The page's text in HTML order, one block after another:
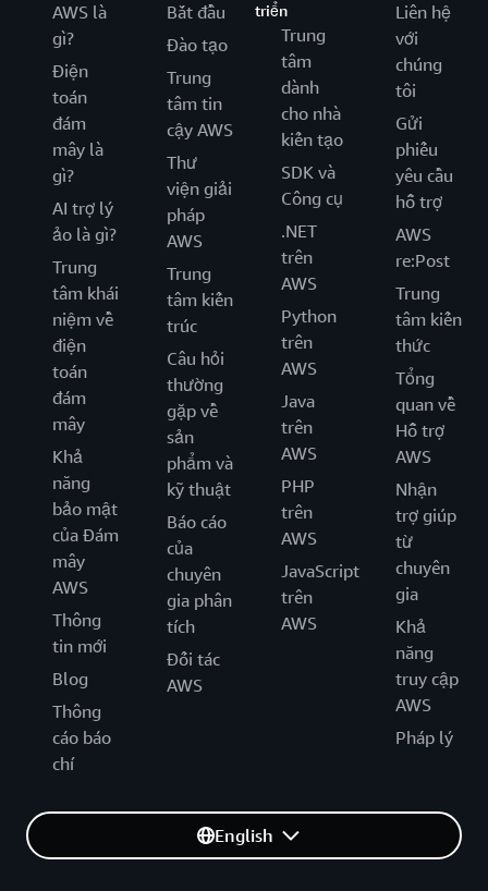
AWS là
gì?
Điện
toán
đám
mây là
gì?
AI trợ lý
ảo là gì?
Trung
tâm khái
niệm về
điện
toán
đám
mây
Khả
năng
bảo mật
của Đám
mây
AWS
Thông
tin mới
Blog
Thông
cáo báo
chí
Bắt đầu
Đào tạo
Trung
tâm tin
cậy AWS
Thư
viện giải
pháp
AWS
Trung
tâm kiến
trúc
Câu hỏi
thường
gặp về
sản
phẩm và
kỹ thuật
Báo cáo
của
chuyên
gia phân
tích
Đối tác
AWS
triển
Trung
tâm
dành
cho nhà
kiến tạo
SDK và
Công cụ
.NET
trên
AWS
Python
trên
AWS
Java
trên
AWS
PHP
trên
AWS
JavaScript
trên
AWS
Liên hệ
với
chúng
tôi
Gửi
phiếu
yêu cầu
hỗ trợ
AWS
re:Post
Trung
tâm kiến
thức
Tổng
quan về
Hỗ trợ
AWS
Nhận
trợ giúp
từ
chuyên
gia
Khả
năng
truy cập
AWS
Pháp lý
English